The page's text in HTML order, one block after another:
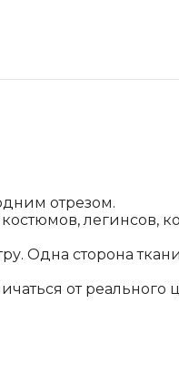
отрезом.
легинсов,
Одна сторона
от